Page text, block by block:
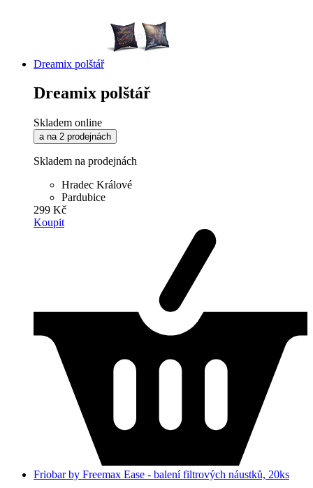
Dreamix polštář
Dreamix polštář
Skladem online
a na 2 prodejnách
Skladem na prodejnách
Hradec Králové
Pardubice
299 Kč
Koupit
Friobar by Freemax Ease - balení filtrových náustků, 20ks